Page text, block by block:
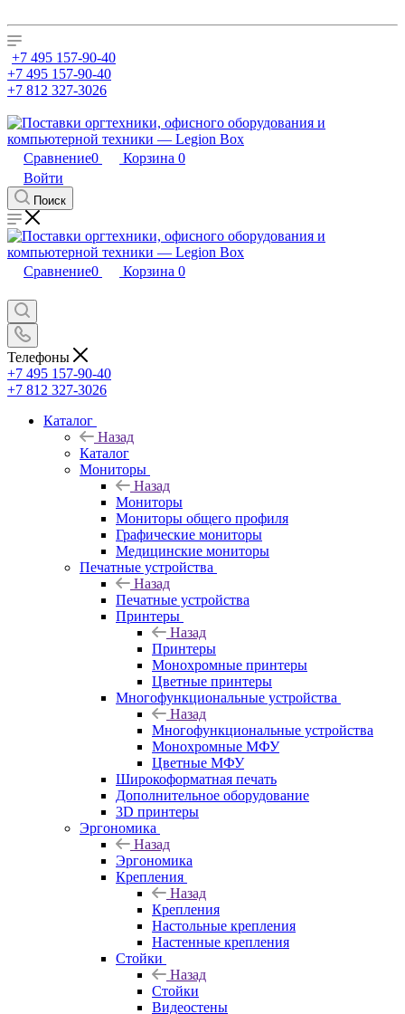
+7 495 157-90-40
+7 495 157-90-40
+7 812 327-3026
Сравнение0 Корзина 0
Войти
Поиск
Сравнение0 Корзина 0
Телефоны
+7 495 157-90-40
+7 812 327-3026
Каталог
Назад
Каталог
Мониторы
Назад
Мониторы
Мониторы общего профиля
Графические мониторы
Медицинские мониторы
Печатные устройства
Назад
Печатные устройства
Принтеры
Назад
Принтеры
Моноxромныe принтеры
Цвeтныe принтеры
Многофункциональные устройства
Назад
Многофункциональные устройства
Монохромные МФУ
Цветные МФУ
Широкоформатная печать
Дополнительное оборудование
3D принтеры
Эргономика
Назад
Эргономика
Крепления
Назад
Крепления
Настольные крепления
Настенные крепления
Стойки
Назад
Стойки
Видеостены